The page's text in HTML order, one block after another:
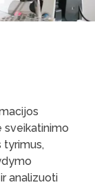
sveikatinimo
tyrimus,
analizuoti